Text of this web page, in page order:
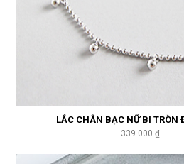
LẮC CHÂN BẠC NỮ BI TRÒN
339.000 ₫